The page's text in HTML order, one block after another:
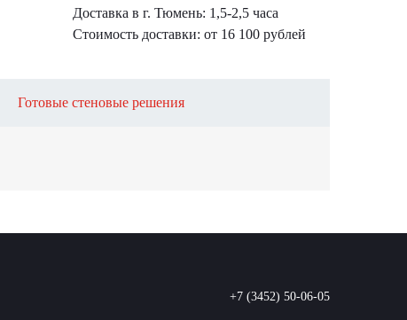
Доставка в г. Тюмень: 1,5-2,5 часа
Стоимость доставки: от 16 100 рублей
Готовые стеновые решения
+7 (3452) 50-06-05